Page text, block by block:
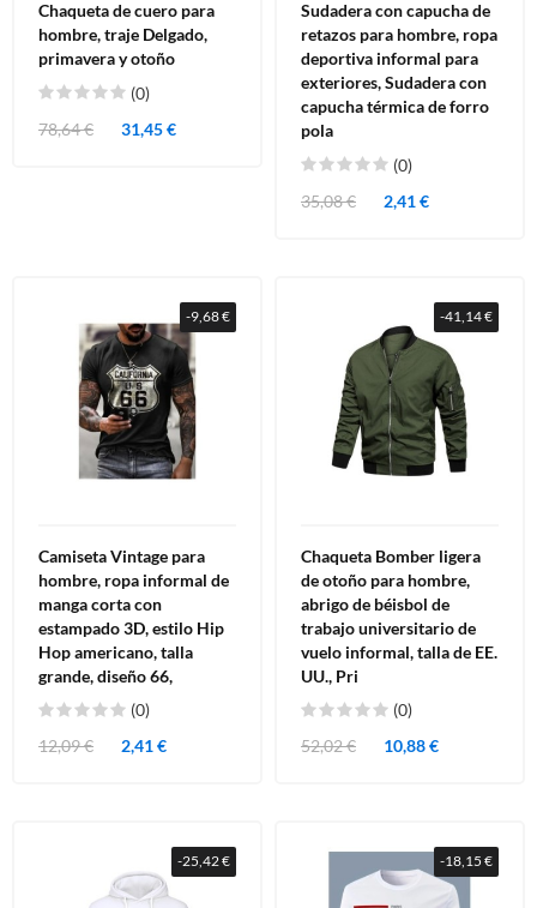
Chaqueta de cuero para
hombre, traje Delgado,
primavera y otoño
(0)
78,64 €
31,45 €
Sudadera con capucha de
retazos para hombre, ropa
deportiva informal para
exteriores, Sudadera con
capucha térmica de forro
pola
(0)
35,08 €
2,41 €
-9,68 €
Camiseta Vintage para
hombre, ropa informal de
manga corta con
estampado 3D, estilo Hip
Hop americano, talla
grande, diseño 66,
(0)
12,09 €
2,41 €
-41,14 €
Chaqueta Bomber ligera
de otoño para hombre,
abrigo de béisbol de
trabajo universitario de
vuelo informal, talla de EE.
UU., Pri
(0)
52,02 €
10,88 €
-25,42 € -18,15 €